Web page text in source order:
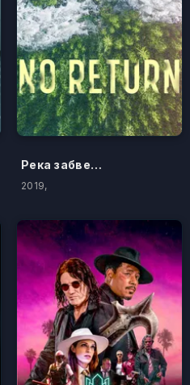
Река забвения
2019,